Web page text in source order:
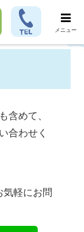
含めて、
合わせく
気軽にお問
メニュー